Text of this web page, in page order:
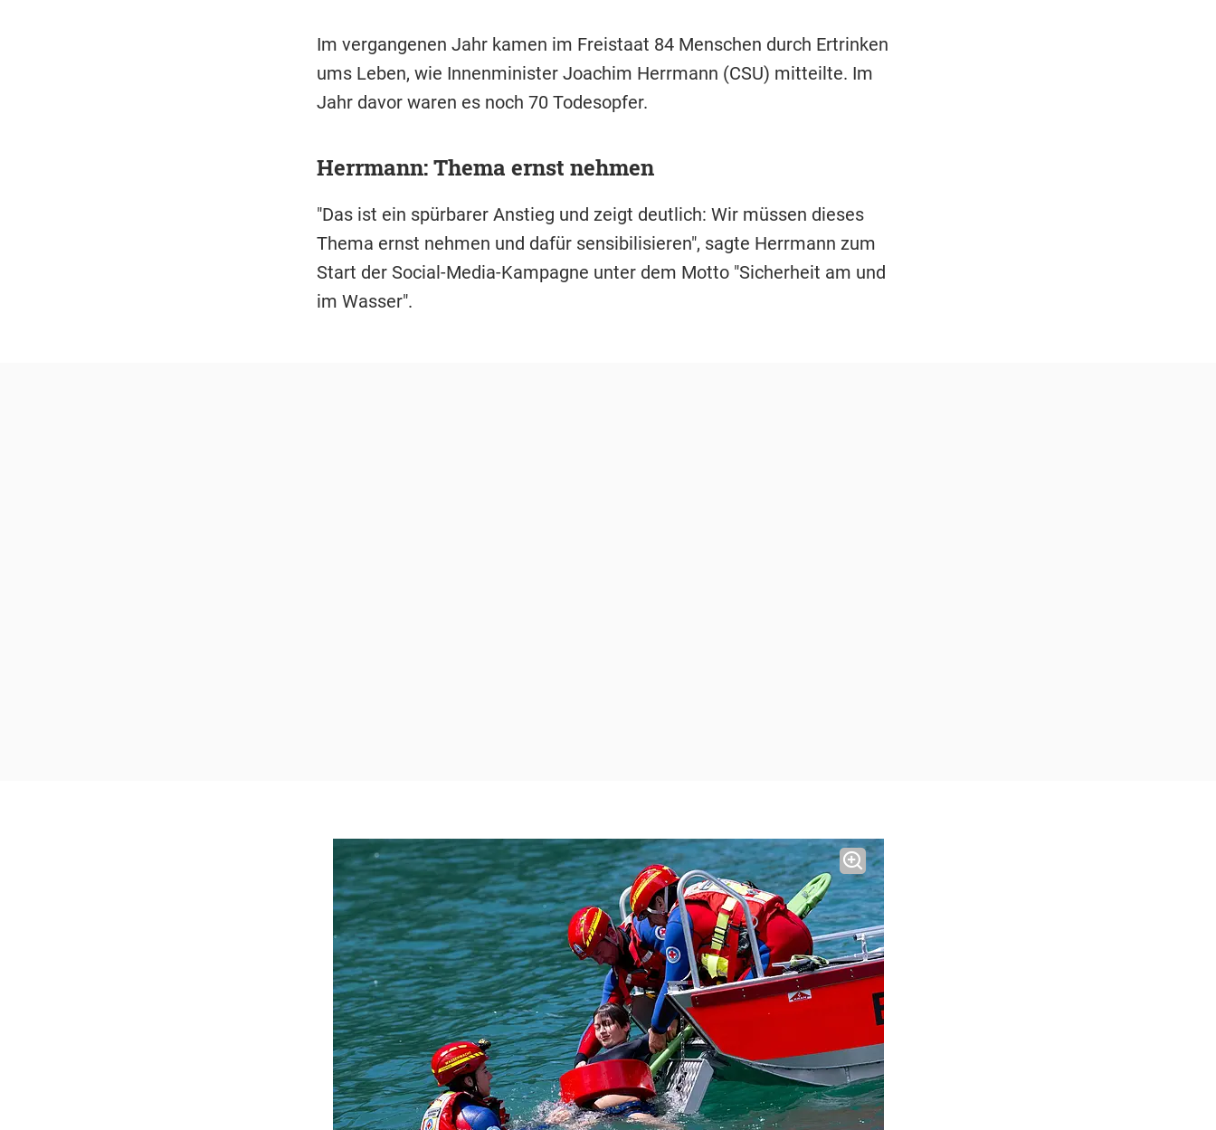
Im vergangenen Jahr kamen im Freistaat 84 Menschen durch Ertrinken
ums Leben, wie Innenminister Joachim Herrmann (CSU) mitteilte. Im
Jahr davor waren es noch 70 Todesopfer.
Herrmann: Thema ernst nehmen
"Das ist ein spürbarer Anstieg und zeigt deutlich: Wir müssen dieses
Thema ernst nehmen und dafür sensibilisieren", sagte Herrmann zum
Start der Social-Media-Kampagne unter dem Motto "Sicherheit am und
im Wasser".